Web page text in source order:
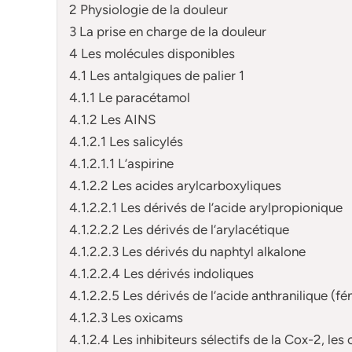
2 Physiologie de la douleur
3 La prise en charge de la douleur
4 Les molécules disponibles
4.1 Les antalgiques de palier 1
4.1.1 Le paracétamol
4.1.2 Les AINS
4.1.2.1 Les salicylés
4.1.2.1.1 L’aspirine
4.1.2.2 Les acides arylcarboxyliques
4.1.2.2.1 Les dérivés de l’acide arylpropionique
4.1.2.2.2 Les dérivés de l’arylacétique
4.1.2.2.3 Les dérivés du naphtyl alkalone
4.1.2.2.4 Les dérivés indoliques
4.1.2.2.5 Les dérivés de l’acide anthranilique
4.1.2.3 Les oxicams
4.1.2.4 Les inhibiteurs sélectifs de la Cox-2, les